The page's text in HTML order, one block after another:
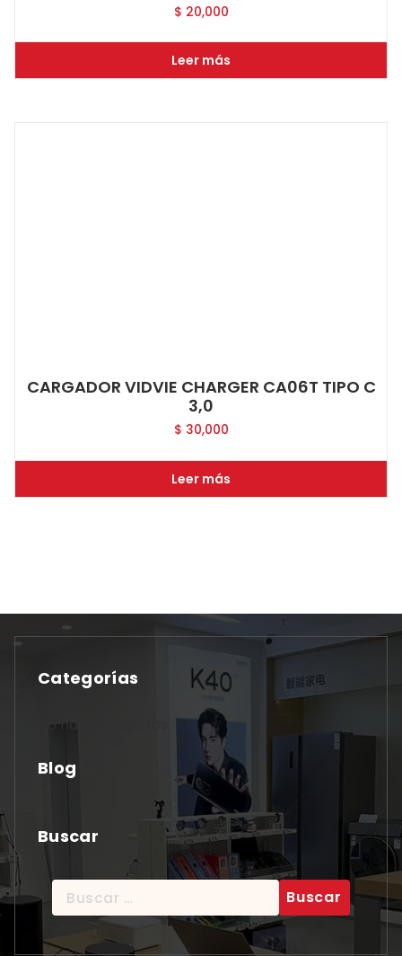
$ 20,000
Leer más
CARGADOR VIDVIE CHARGER CA06T TIPO C
3,0
$ 30,000
Leer más
Categorías
No hay categorías
Blog
Buscar
Buscar: